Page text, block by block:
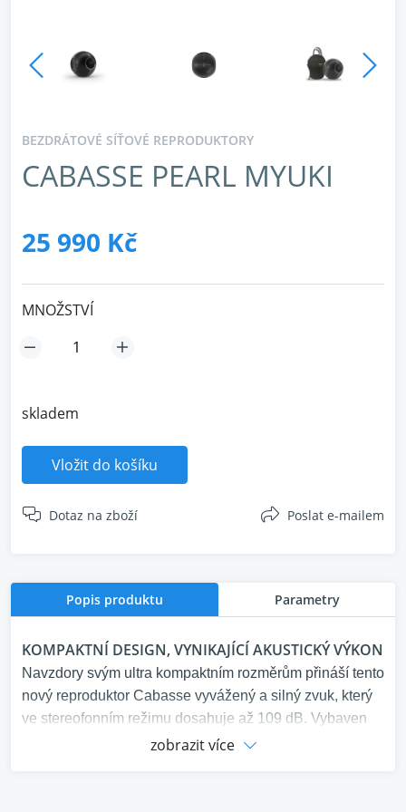
BEZDRÁTOVÉ SÍŤOVÉ REPRODUKTORY
CABASSE PEARL MYUKI
25 990 Kč
MNOŽSTVÍ
skladem
Vložit do košíku
Dotaz na zboží Poslat e-mailem
Popis produktu Parametry
KOMPAKTNÍ DESIGN, VYNIKAJÍCÍ AKUSTICKÝ VÝKON
Navzdory svým ultra kompaktním rozměrům přináší tento
nový reproduktor Cabasse vyvážený a silný zvuk, který
ve stereofonním režimu dosahuje až 109 dB. Vybaven
zobrazit více